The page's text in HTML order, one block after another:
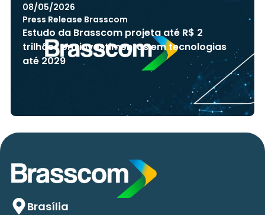
08/05/2026
Press Release Brasscom
Estudo da Brasscom projeta até R$ 2
trilhões em investimentos em tecnologias
até 2029
Brasília